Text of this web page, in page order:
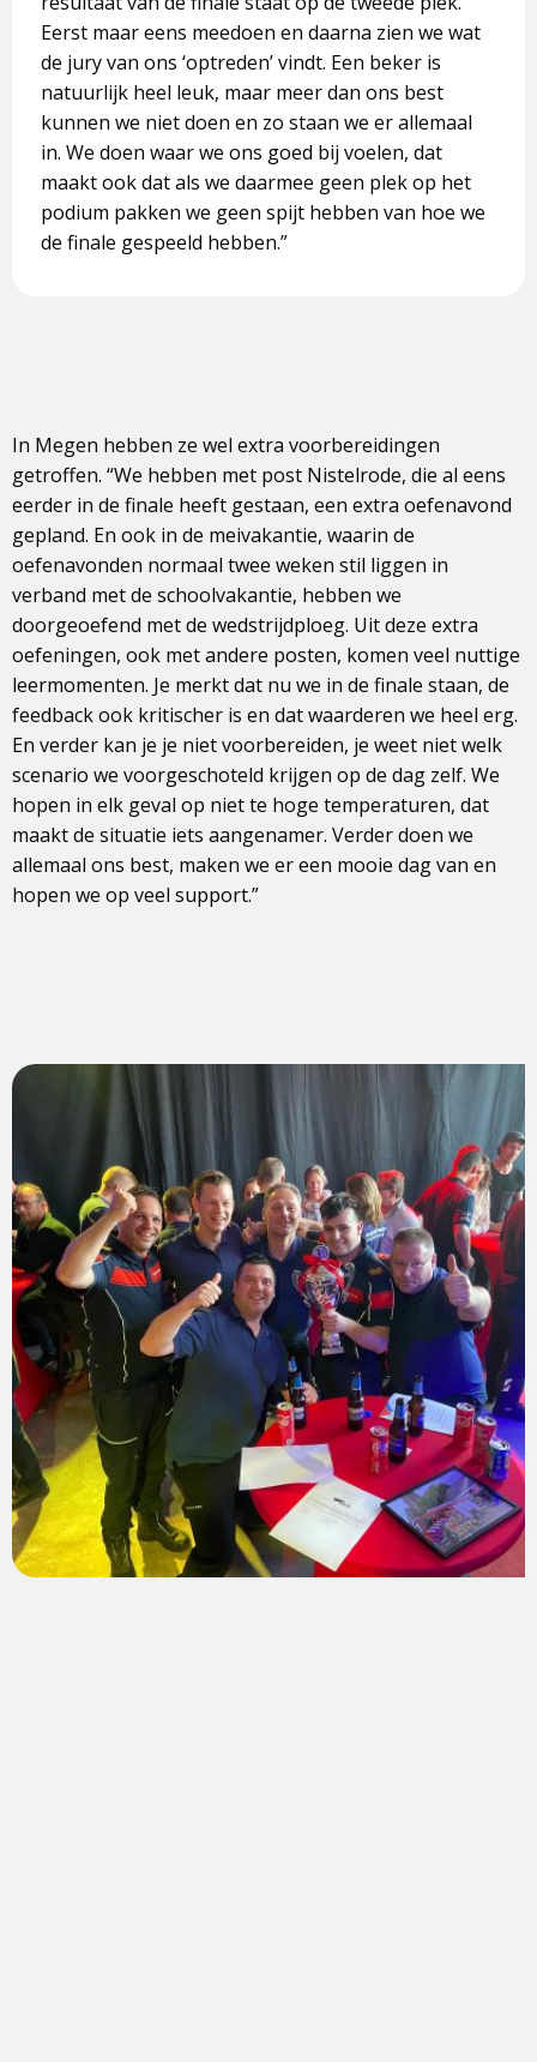
Eerst maar eens meedoen en daarna zien we wat
de jury van ons ‘optreden’ vindt. Een beker is
natuurlijk heel leuk, maar meer dan ons best
kunnen we niet doen en zo staan we er allemaal
in. We doen waar we ons goed bij voelen, dat
maakt ook dat als we daarmee geen plek op het
podium pakken we geen spijt hebben van hoe we
de finale gespeeld hebben.”
In Megen hebben ze wel extra voorbereidingen
getroffen. “We hebben met post Nistelrode, die al eens
eerder in de finale heeft gestaan, een extra oefenavond
gepland. En ook in de meivakantie, waarin de
oefenavonden normaal twee weken stil liggen in
verband met de schoolvakantie, hebben we
doorgeoefend met de wedstrijdploeg. Uit deze extra
oefeningen, ook met andere posten, komen veel nuttige
leermomenten. Je merkt dat nu we in de finale staan, de
feedback ook kritischer is en dat waarderen we heel erg.
En verder kan je je niet voorbereiden, je weet niet welk
scenario we voorgeschoteld krijgen op de dag zelf. We
hopen in elk geval op niet te hoge temperaturen, dat
maakt de situatie iets aangenamer. Verder doen we
allemaal ons best, maken we er een mooie dag van en
hopen we op veel support.”